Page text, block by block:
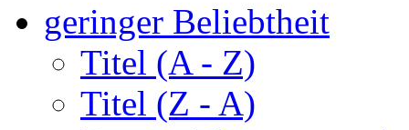
geringer Beliebtheit
Titel (A - Z)
Titel (Z - A)